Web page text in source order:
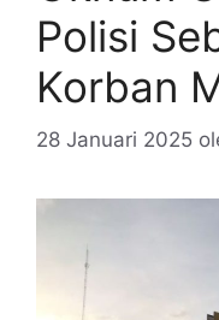
Polisi
Korban
28 Januari 2025